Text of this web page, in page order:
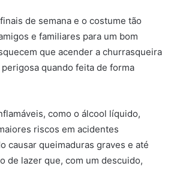
de semana e o costume tão
e familiares para um bom
que acender a churrasqueira
quando feita de forma
como o álcool líquido,
riscos em acidentes
causar queimaduras graves e até
de lazer que, com um descuido,